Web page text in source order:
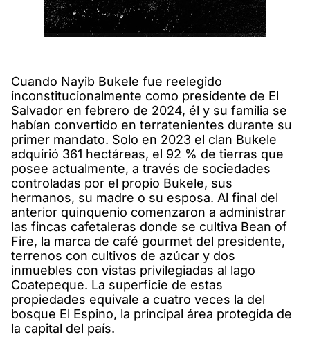
Cuando Nayib Bukele fue reelegido
inconstitucionalmente como presidente de El
Salvador en febrero de 2024, él y su familia se
habían convertido en terratenientes durante su
primer mandato. Solo en 2023 el clan Bukele
adquirió 361 hectáreas, el 92 % de tierras que
posee actualmente, a través de sociedades
controladas por el propio Bukele, sus
hermanos, su madre o su esposa. Al final del
anterior quinquenio comenzaron a administrar
las fincas cafetaleras donde se cultiva Bean of
Fire, la marca de café gourmet del presidente,
terrenos con cultivos de azúcar y dos
inmuebles con vistas privilegiadas al lago
Coatepeque. La superficie de estas
propiedades equivale a cuatro veces la del
bosque El Espino, la principal área protegida de
la capital del país.